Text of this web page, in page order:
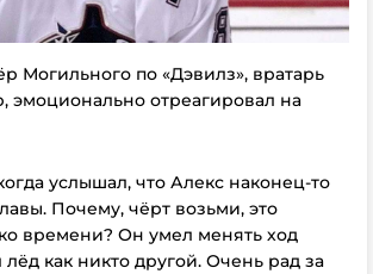
Могильного по «Дэвилз», вратарь
эмоционально отреагировал на
услышал, что Алекс наконец-то
Почему, чёрт возьми, это
времени? Он умел менять ход
как никто другой. Очень рад за